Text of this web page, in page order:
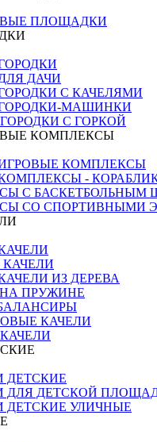
ПЛОЩАДКИ
ДАЧИ
С КАЧЕЛЯМИ
МАШИНКИ
С ГОРКОЙ
КОМПЛЕКСЫ
КОМПЛЕКСЫ
-
С БАСКЕТБОЛЬНЫМ
СО СПОРТИВНЫМИ
ИЗ ДЕРЕВА
ПРУЖИНЕ
КАЧЕЛИ
ДЕТСКИЕ
ДЛЯ ДЕТСКОЙ
ДЕТСКИЕ УЛИЧНЫЕ